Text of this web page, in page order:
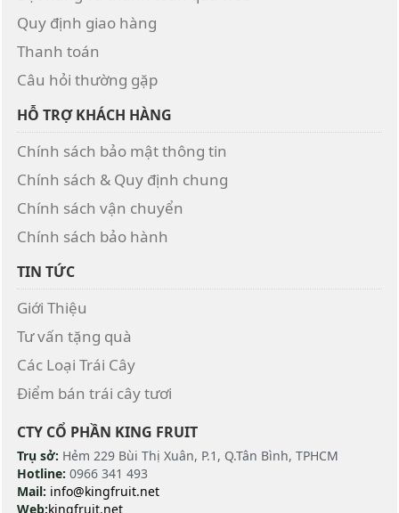
Quy định giao hàng
Thanh toán
Câu hỏi thường gặp
HỖ TRỢ KHÁCH HÀNG
Chính sách bảo mật thông tin
Chính sách & Quy định chung
Chính sách vận chuyển
Chính sách bảo hành
TIN TỨC
Giới Thiệu
Tư vấn tặng quà
Các Loại Trái Cây
Điểm bán trái cây tươi
CTY CỔ PHẦN KING FRUIT
Trụ sở: Hẻm 229 Bùi Thị Xuân, P.1, Q.Tân Bình, TPHCM
Hotline: 0966 341 493
Mail: info@kingfruit.net
Web:kingfruit.net